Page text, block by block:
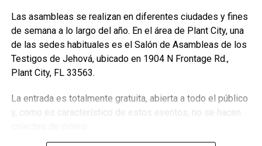
Enfoque Now es una plataforma digital dedicada a conectar e
informar a la comunidad latina acerca de los acontecimientos
que suceden a nivel local e internacional.
Las asambleas se realizan en diferentes ciudades y fines
de semana a lo largo del año. En el área de Plant City, una
de las sedes habituales es el Salón de Asambleas de los
Testigos de Jehová, ubicado en 1904 N Frontage Rd.,
Plant City, FL 33563.
La entrada es totalmente gratuita, abierta a todo el público
y, como es característico de estos eventos, no se hacen